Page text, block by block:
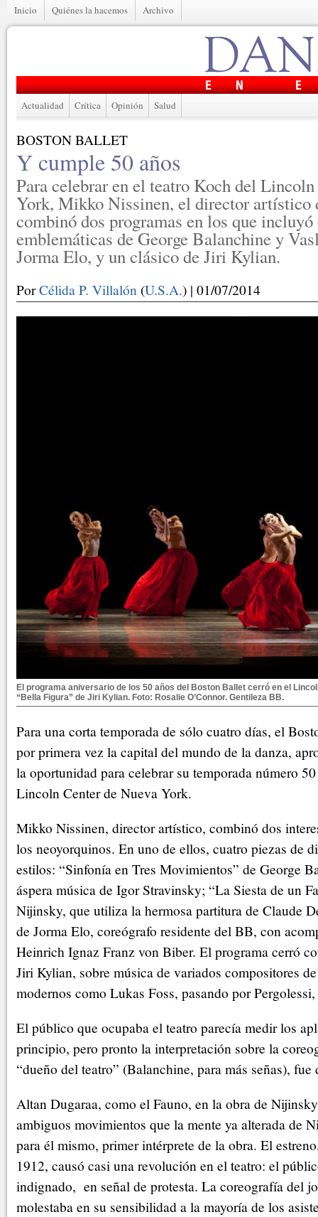
Inicio Quiénes la hacemos Archivo
Actualidad Crítica Opinión Salud
BOSTON BALLET
Y cumple 50 años
Para celebrar en el teatro Koch del
York, Mikko Nissinen, el director artístico
combinó dos programas en los que incluyó
emblemáticas de George Balanchine y
Jorma Elo, y un clásico de Jiri Kylian.
PorCélida P. Villalón (U.S.A.) | 01/07/2014
El programa aniversario de los 50 años del Boston Ballet cerró en el
“Bella Figura” de Jiri Kylian. Foto: Rosalie O’Connor. Gentileza BB.
Para una corta temporada de sólo cuatro días, el
por primera vez la capital del mundo de la danza,
la oportunidad para celebrar su temporada número
Lincoln Center de Nueva York.
Mikko Nissinen, director artístico, combinó dos
los neoyorquinos. En uno de ellos, cuatro piezas de
estilos: “Sinfonía en Tres Movimientos” de George
áspera música de Igor Stravinsky; “La Siesta de un
Nijinsky, que utiliza la hermosa partitura de Claude
de Jorma Elo, coreógrafo residente del BB, con
Heinrich Ignaz Franz von Biber. El programa cerró
Jiri Kylian, sobre música de variados compositores
modernos como Lukas Foss, pasando por
El público que ocupaba el teatro parecía medir los
principio, pero pronto la interpretación sobre la
“dueño del teatro” (Balanchine, para más señas),
Altan Dugaraa, como el Fauno, en la obra de
ambiguos movimientos que la mente ya alterada de
para él mismo, primer intérprete de la obra. El
1912, causó casi una revolución en el teatro: el
indignado, en señal de protesta. La coreografía del
molestaba en su sensibilidad a la mayoría de los